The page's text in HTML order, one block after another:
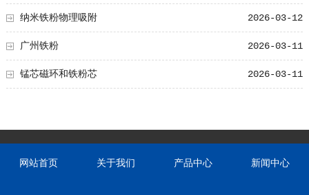
2026-03-12
纳米铁粉物理吸附
2026-03-11
广州铁粉
2026-03-11
锰芯磁环和铁粉芯
网站首页 关于我们 产品中心 新闻中心